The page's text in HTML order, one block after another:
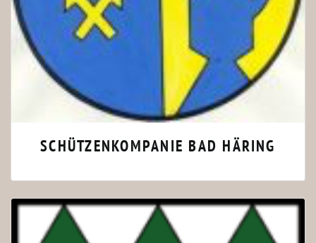
SCHÜTZENKOMPANIE BAD HÄRING